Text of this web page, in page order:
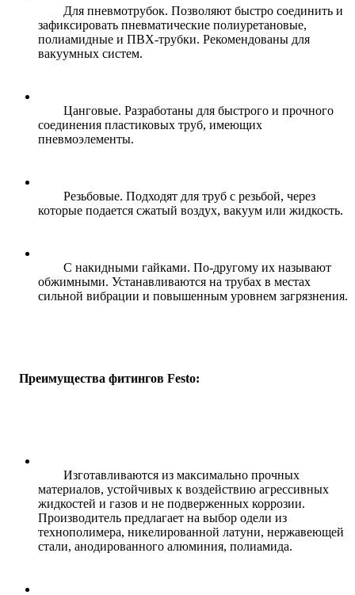
Для пневмотрубок. Позволяют быстро соединить и
зафиксировать пневматические полиуретановые,
полиамидные и ПВХ-трубки. Рекомендованы для
вакуумных систем.
Цанговые. Разработаны для быстрого и прочного
соединения пластиковых труб, имеющих
пневмоэлементы.
Резьбовые. Подходят для труб с резьбой, через
которые подается сжатый воздух, вакуум или жидкость.
С накидными гайками. По-другому их называют
обжимными. Устанавливаются на трубах в местах
сильной вибрации и повышенным уровнем загрязнения.
Преимущества фитингов Festo:
Изготавливаются из максимально прочных
материалов, устойчивых к воздействию агрессивных
жидкостей и газов и не подверженных коррозии.
Производитель предлагает на выбор одели из
технополимера, никелированной латуни, нержавеющей
стали, анодированного алюминия, полиамида.